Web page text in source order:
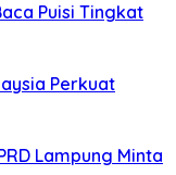
Puisi Tingkat
Perkuat
Lampung Minta